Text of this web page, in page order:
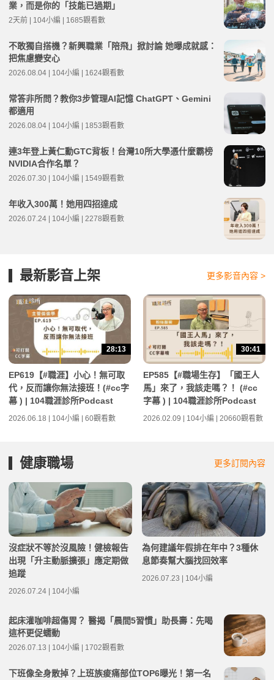
業，而是你的「技能已過期」
2天前 | 104小編 | 1685觀看數
不敢獨自搭機？新興職業「陪飛」掀討論 她曝成就感：
把焦慮變安心
2026.08.04 | 104小編 | 1624觀看數
常答非所問？教你3步管理AI記憶 ChatGPT、Gemini
都適用
2026.08.04 | 104小編 | 1853觀看數
連3年登上黃仁勳GTC背板！台灣10所大學憑什麼霸榜
NVIDIA合作名單？
2026.07.30 | 104小編 | 1549觀看數
年收入300萬！她用四招達成
2026.07.24 | 104小編 | 2278觀看數
最新影音上架 更多影音內容 >
28:13
EP619【#職涯】小心！無可取
代，反而讓你無法接班！(#cc字
幕 ) | 104職涯診所Podcast
2026.06.18 | 104小編 | 60觀看數
30:41
EP585【#職場生存】「國王人
馬」來了，我該走嗎？！ (#cc
字幕 ) | 104職涯診所Podcast
2026.02.09 | 104小編 | 20660觀看數
健康職場 更多訂閱內容
沒症狀不等於沒風險！健檢報告
出現「升主動脈擴張」應定期做
追蹤
2026.07.24 | 104小編
為何建議年假排在年中？3種休
息節奏幫大腦找回效率
2026.07.23 | 104小編
起床灌咖啡超傷胃？ 醫揭「晨間5習慣」助長壽：先喝
這杯更促蠕動
2026.07.13 | 104小編 | 1702觀看數
下班像全身散掉？上班族痠痛部位TOP6曝光！第一名